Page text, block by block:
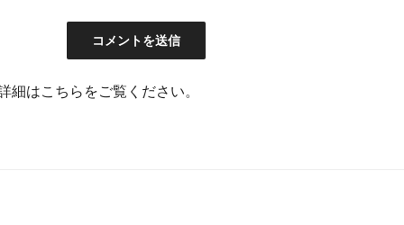
細はこちらをご覧ください。